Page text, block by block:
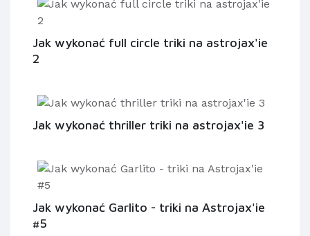
Jak wykonać full circle triki na astrojax'ie
2
Jak wykonać thriller triki na astrojax'ie 3
Jak wykonać Garlito - triki na Astrojax'ie
#5